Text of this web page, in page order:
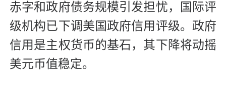
赤字和政府债务规模引发担忧，国际评
级机构已下调美国政府信用评级。政府
信用是主权货币的基石，其下降将动摇
美元币值稳定。